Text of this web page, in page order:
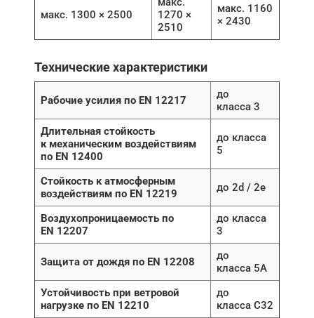
макс. 1300 × 2500
1270 ×
2510
макс. 1160
× 2430
Технические характеристики
Рабочие усилия по EN 12217
до
класса 3
Длительная стойкость
к механическим воздействиям
по EN 12400
до класса
5
Стойкость к атмосферным
воздействиям по EN 12219
до 2d / 2e
Воздухопроницаемость по
EN 12207
до класса
3
Защита от дождя по EN 12208
до
класса 5A
Устойчивость при ветровой
нагрузке по EN 12210
до
класса C32